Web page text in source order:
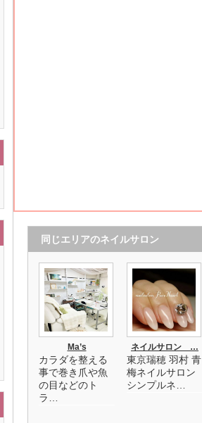
同じエリアのネイルサロン
Ma’s
カラダを整える
事で巻き爪や魚
の目などのト
ラ…
ネイルサロン …
東京瑞穂 羽村 青
梅ネイルサロン
シンプルネ…